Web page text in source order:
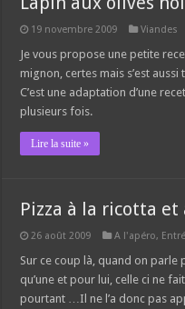
19 novembre 2009 Viandes
Je vous propose une petite
mignon, certes mais s’est
C’est une adaptation d’une
plusieurs fois.
Lire la suite »
Pizza à la ricotta
26 août 2009 A l'apéro,
Sur ce coup là, quand on parle
qu’une et pour lui, celle ci ne
pourtant …Il ne l’a donc pas